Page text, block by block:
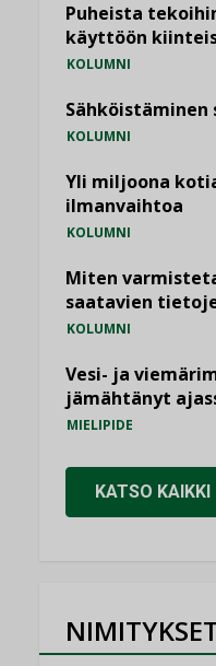
Puheista
käyttöön
KOLUMNI
Sähköistäminen
KOLUMNI
Yli miljoona
ilmanvaihtoa
KOLUMNI
Miten
saatavien
KOLUMNI
Vesi- ja
jämähtänyt
MIELIPIDE
KATSO KAIKKI